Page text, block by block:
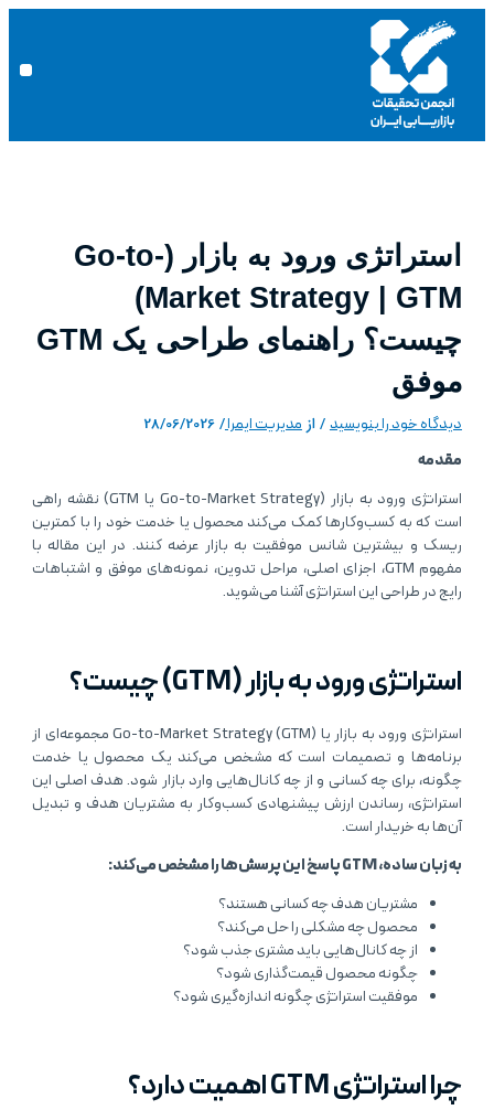
پرش
استراتژی ورود به بازار (Go-to-
Market Strategy | GTM)
چیست؟ راهنمای طراحی یک GTM
موفق
دیدگاه‌ خود را بنویسید/ از مدیریت ایمرا/
28/06/2026
مقدمه
استراتژی ورود به بازار (Go-to-Market Strategy یا GTM) نقشه راهی
است که به کسب‌وکارها کمک می‌کند محصول یا خدمت خود را با کمترین
ریسک و بیشترین شانس موفقیت به بازار عرضه کنند. در این مقاله با
مفهوم GTM، اجزای اصلی، مراحل تدوین، نمونه‌های موفق و اشتباهات
رایج در طراحی این استراتژی آشنا می‌شوید.
استراتژی ورود به بازار (GTM) چیست؟
استراتژی ورود به بازار یا Go-to-Market Strategy (GTM) مجموعه‌ای از
برنامه‌ها و تصمیمات است که مشخص می‌کند یک محصول یا خدمت
چگونه، برای چه کسانی و از چه کانال‌هایی وارد بازار شود. هدف اصلی این
استراتژی، رساندن ارزش پیشنهادی کسب‌وکار به مشتریان هدف و تبدیل
آن‌ها به خریدار است.
به زبان ساده، GTM پاسخ این پرسش‌ها را مشخص می‌کند:
مشتریان هدف چه کسانی هستند؟
محصول چه مشکلی را حل می‌کند؟
از چه کانال‌هایی باید مشتری جذب شود؟
چگونه محصول قیمت‌گذاری شود؟
موفقیت استراتژی چگونه اندازه‌گیری شود؟
چرا استراتژی GTM اهمیت دارد؟
پیمایش
نوشته
اینجا
بنویسید…
نام*
ایمیل*
وبگاه
ج
س
ج
ی
: